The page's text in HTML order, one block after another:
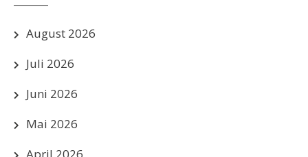
August 2026
Juli 2026
Juni 2026
Mai 2026
April 2026